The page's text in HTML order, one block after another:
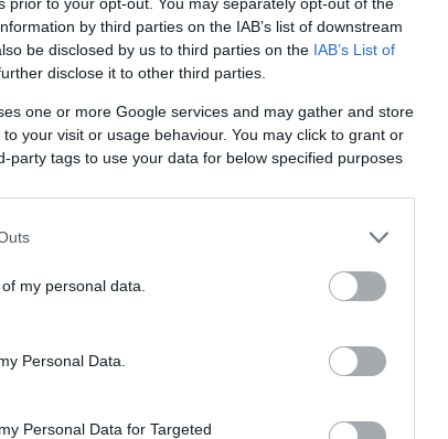
by third parties on the IAB’s list of downstream
be disclosed by us to third parties on the IAB’s List of
disclose it to other third parties.
one or more Google services and may gather and store
your visit or usage behaviour. You may click to grant or
party tags to use your data for below specified purposes
my personal data.
Personal Data.
Personal Data for Targeted
Ipswich
térkép
Lange
Sands